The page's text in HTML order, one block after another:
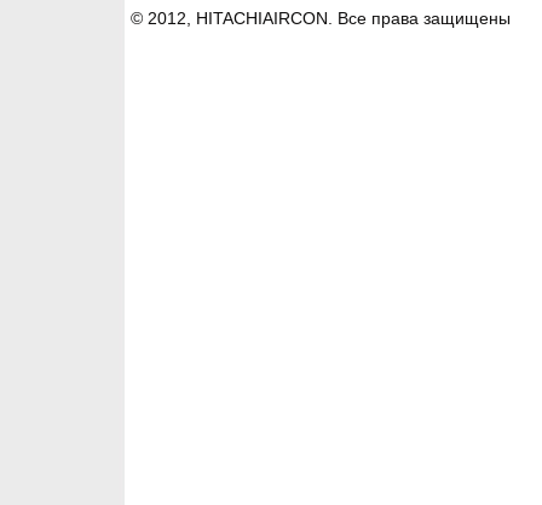
© 2012, HITACHIAIRCON. Все права защищены